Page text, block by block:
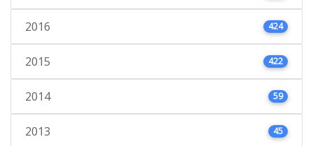
2016 424
2015 422
2014 59
2013 45